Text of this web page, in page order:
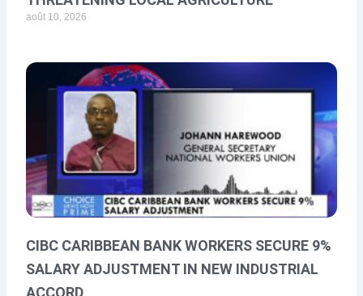
août 10, 2026
CIBC CARIBBEAN BANK WORKERS SECURE 9%
SALARY ADJUSTMENT IN NEW INDUSTRIAL
ACCORD